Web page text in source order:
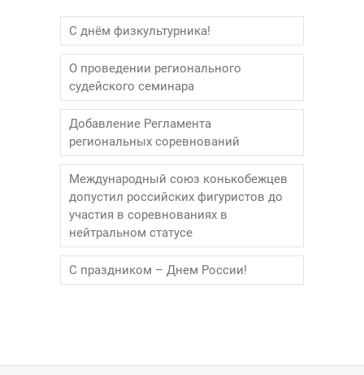
С днём физкультурника!
О проведении регионального
судейского семинара
Добавление Регламента
региональных соревнований
Международный союз конькобежцев
допустил российских фигуристов до
участия в соревнованиях в
нейтральном статусе
С праздником – Днем России!